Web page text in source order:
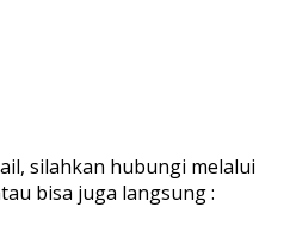
silahkan hubungi melalui
bisa juga langsung :